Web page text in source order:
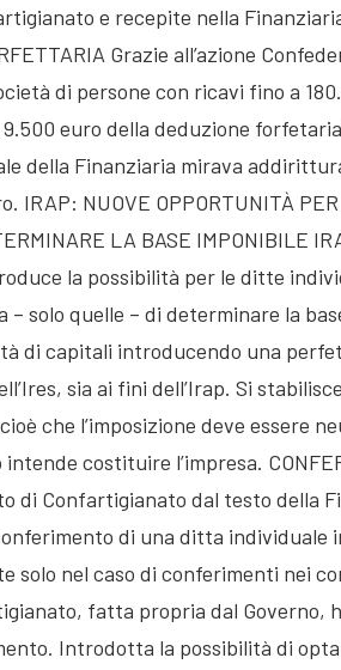
e recepite nella
Grazie all’azione
di persone con ricavi fino a
9.500 euro della deduzione
della Finanziaria mirava
IRAP: NUOVE OPPORTUNITÀ
LA BASE IMPONIBILE
la possibilità per le ditte
solo quelle – di determinare la
di capitali introducendo una
sia ai fini dell’Irap. Si
che l’imposizione deve essere
costituire l’impresa.
di Confartigianato dal testo della
di una ditta individuale
solo nel caso di conferimenti nei
fatta propria dal Governo,
Introdotta la possibilità di